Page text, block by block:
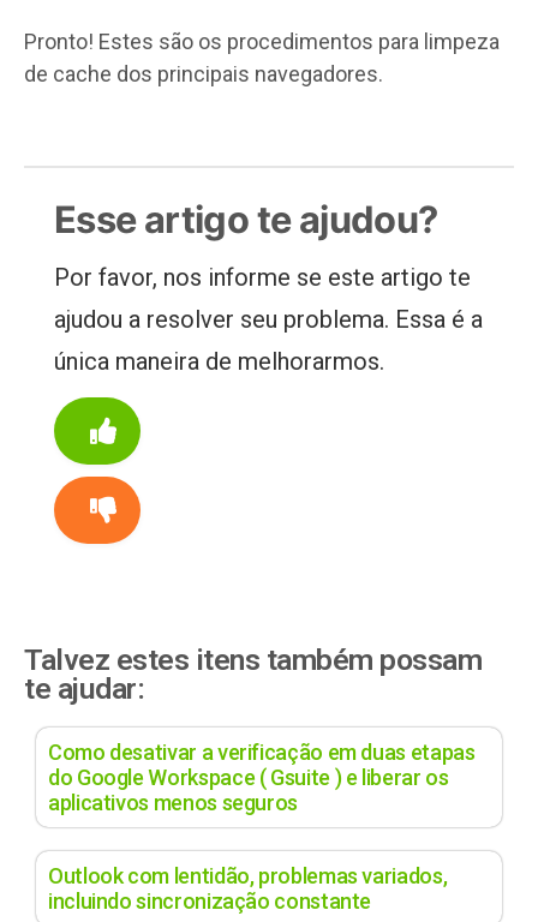
Pronto! Estes são os procedimentos para limpeza
de cache dos principais navegadores.
Esse artigo te ajudou?
Por favor, nos informe se este artigo te
ajudou a resolver seu problema. Essa é a
única maneira de melhorarmos.
Talvez estes itens também possam
te ajudar:
Como desativar a verificação em duas etapas
do Google Workspace ( Gsuite ) e liberar os
aplicativos menos seguros
Outlook com lentidão, problemas variados,
incluindo sincronização constante